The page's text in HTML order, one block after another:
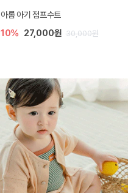
아롬 아기 점프수트
10% 27,000원 30,000원